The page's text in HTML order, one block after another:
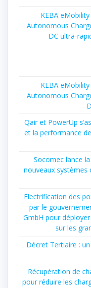
KEBA
Autonomous
DC ultra-
KEBA
Autonomous
Qair et PowerUp
et la performance
Socomec lance
nouveaux systèmes
Electrification des
par le
GmbH pour
sur les
Décret Tertiaire :
Récupération de
pour réduire les